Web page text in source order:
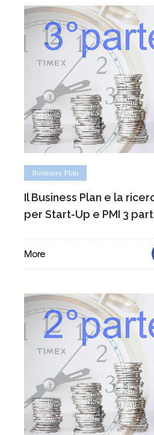
Business Plan
Il Business Plan e la
per Start-Up e PMI 3
More